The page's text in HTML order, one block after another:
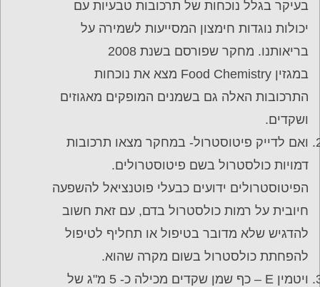
בעיקר בגלל נוכחות של תרכובות טבעיות עם
יכולות נוגדות חימצון המסייעות לשמירה על
בריאותנו. מחקר שפורסם בשנת 2008
במגזין Food Chemistry מצא את נוכחות
התרכובות האלה גם בשמנים המופקים מאגוזים
ושקדים.
ואם לדייק פיטוסטרול- במחקר מצאו תרכובות
דמויות כולסטרול בשם פיטוסטרולים.
הפיטוסטרולים ידועים כבעלי פוטנציאל להשפעה
חיובית על רמות כולסטרול בדם, עם זאת חשוב
להדגיש שלא מדובר בטיפול או תחליף לטיפול
להפחתת כולסטרול בשום מקרה שהוא.
ויטמין E – כף שמן שקדים מכילה כ- 5 מ"ג של